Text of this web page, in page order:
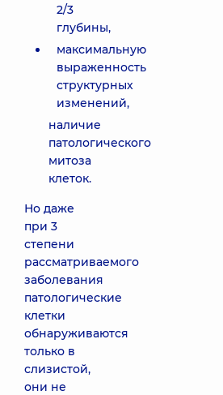
2/3
глубины,
максимальную
выраженность
структурных
изменений,
наличие
патологического
митоза
клеток.
Но даже
при 3
степени
рассматриваемого
заболевания
патологические
клетки
обнаруживаются
только в
слизистой,
они не